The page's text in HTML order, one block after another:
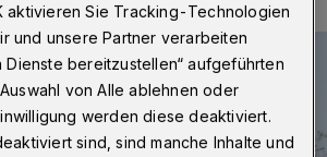
aktivieren Sie Tracking-Technologien
und unsere Partner verarbeiten
Dienste bereitzustellen“ aufgeführten
von Alle ablehnen oder
werden diese deaktiviert.
sind, sind manche Inhalte und